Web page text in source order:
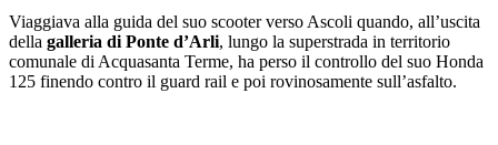
Viaggiava alla guida del suo scooter verso Ascoli quando, all’uscita
della galleria di Ponte d’Arli, lungo la superstrada in territorio
comunale di Acquasanta Terme, ha perso il controllo del suo Honda
125 finendo contro il guard rail e poi rovinosamente sull’asfalto.